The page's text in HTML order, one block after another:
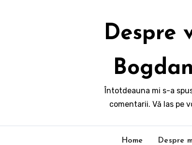
Despre
Întotdeauna mi s-a
comentarii. Vă las pe
Home Despre